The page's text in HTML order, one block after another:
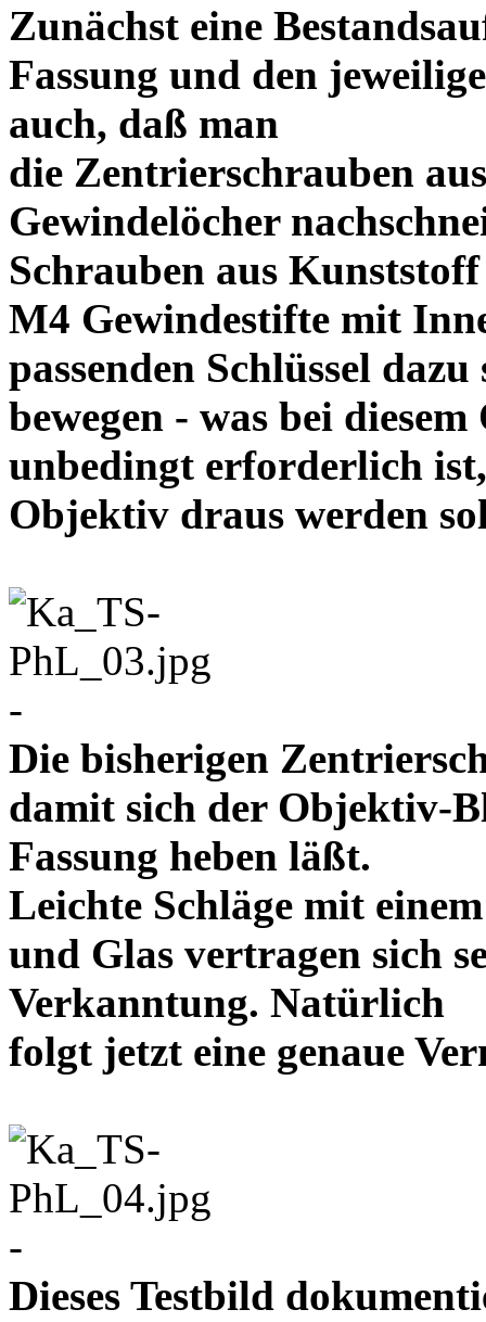
Zunächst eine
Fassung und den
auch, daß man
die Zentrierschrauben
Gewindelöcher
Schrauben aus
M4 Gewindestifte mit
passenden Schlüssel
bewegen - was bei
unbedingt erforderlich
Objektiv draus
-
Die bisherigen
damit sich der Objektiv-
Fassung heben läßt.
Leichte Schläge mit
und Glas vertragen sich
Verkanntung. Natürlich
folgt jetzt eine genaue
-
Dieses Testbild